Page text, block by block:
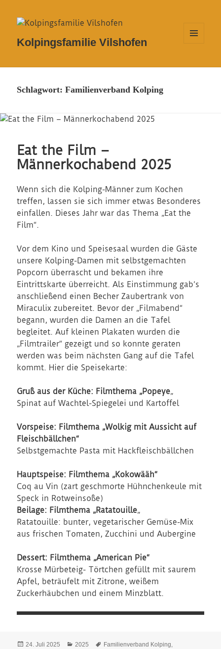
Kolpingsfamilie Vilshofen
Schlagwort:Familienverband Kolping
Eat the Film –
Männerkochabend 2025
Wenn sich die Kolping-Männer zum Kochen
treffen, lassen sie sich immer etwas Besonderes
einfallen. Dieses Jahr war das Thema „Eat the
Film“.
Vor dem Kino und Speisesaal wurden die Gäste
unsere Kolping-Damen mit selbstgemachten
Popcorn überrascht und bekamen ihre
Eintrittskarte überreicht. Als Einstimmung gab’s
anschließend einen Becher Zaubertrank von
Miraculix zubereitet. Bevor der „Filmabend“
begann, wurden die Damen an die Tafel
begleitet. Auf kleinen Plakaten wurden die
„Filmtrailer“ gezeigt und so konnte geraten
werden was beim nächsten Gang auf die Tafel
kommt. Hier die Speisekarte:
Gruß aus der Küche: Filmthema „Popeye„
Spinat auf Wachtel-Spiegelei und Kartoffel
Vorspeise: Filmthema „Wolkig mit Aussicht auf
Fleischbällchen“
Selbstgemachte Pasta mit Hackfleischbällchen
Hauptspeise: Filmthema „Kokowääh“
Coq au Vin (zart geschmorte Hühnchenkeule mit
Speck in Rotweinsoße)
Beilage: Filmthema „Ratatouille„
Ratatouille: bunter, vegetarischer Gemüse-Mix
aus frischen Tomaten, Zucchini und Aubergine
Dessert: Filmthema „American Pie“
Krosse Mürbeteig- Törtchen gefüllt mit saurem
Apfel, beträufelt mit Zitrone, weißem
Zuckerhäubchen und einem Minzblatt.
Veröffentlicht
24. Juli 2025 Kategorien
2025 Schlagwörter
Familienverband Kolping,